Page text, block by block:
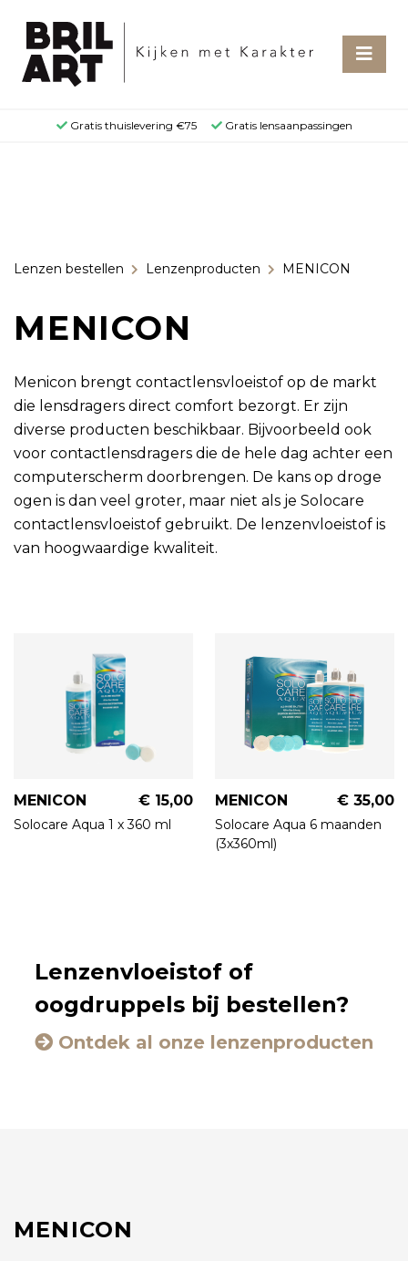
Gratis thuislevering €75 Gratis lensaanpassingen
Lenzen bestellen Lenzenproducten MENICON
MENICON
Menicon brengt contactlensvloeistof op de markt
die lensdragers direct comfort bezorgt. Er zijn
diverse producten beschikbaar. Bijvoorbeeld ook
voor contactlensdragers die de hele dag achter een
computerscherm doorbrengen. De kans op droge
ogen is dan veel groter, maar niet als je Solocare
contactlensvloeistof gebruikt. De lenzenvloeistof is
van hoogwaardige kwaliteit.
MENICON € 15,00
Solocare Aqua 1 x 360 ml
MENICON € 35,00
Solocare Aqua 6 maanden
(3x360ml)
Lenzenvloeistof of
oogdruppels bij bestellen?
Ontdek al onze lenzenproducten
MENICON